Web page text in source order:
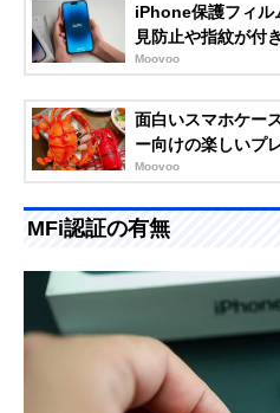
iPhone保護フィル
見防止や指紋が付
Moovoo
面白いスマホケー
ー向けの楽しいプ
Moovoo
MFi認証の有無